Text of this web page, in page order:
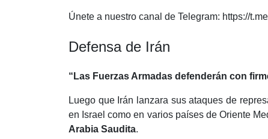
Únete a nuestro canal de Telegram: https://
Defensa de Irán
“Las Fuerzas Armadas defenderán con
Luego que Irán lanzara sus ataques de
en Israel como en varios países de Oriente
Arabia Saudita.